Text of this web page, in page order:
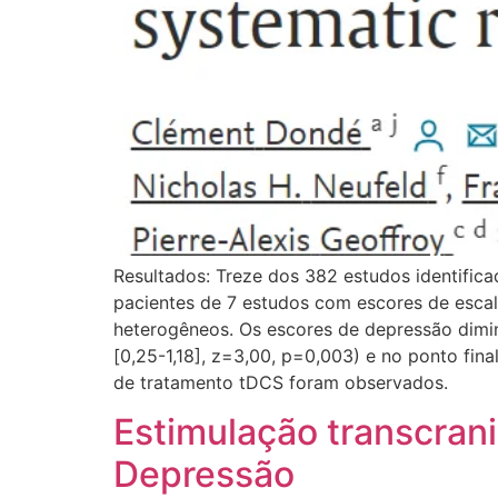
Resultados: Treze dos 382 estudos
pacientes de 7 estudos com escores de
heterogêneos. Os escores de depressão
[0,25-1,18], z=3,00, p=0,003) e no ponto
de tratamento tDCS foram observados.
Estimulação
Depressão